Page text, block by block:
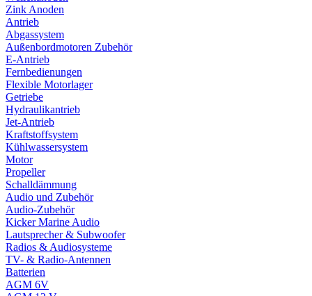
Zink Anoden
Antrieb
Abgassystem
Außenbordmotoren Zubehör
E-Antrieb
Fernbedienungen
Flexible Motorlager
Getriebe
Hydraulikantrieb
Jet-Antrieb
Kraftstoffsystem
Kühlwassersystem
Motor
Propeller
Schalldämmung
Audio und Zubehör
Audio-Zubehör
Kicker Marine Audio
Lautsprecher & Subwoofer
Radios & Audiosysteme
TV- & Radio-Antennen
Batterien
AGM 6V